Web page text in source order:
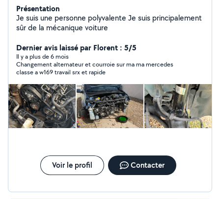
Présentation
Je suis une personne polyvalente Je suis principalement
sûr de la mécanique voiture
Dernier avis laissé par Florent : 5/5
Il y a plus de 6 mois
Changement alternateur et courroie sur ma ma mercedes
classe a w169 travail srx et rapide
Voir le profil Contacter